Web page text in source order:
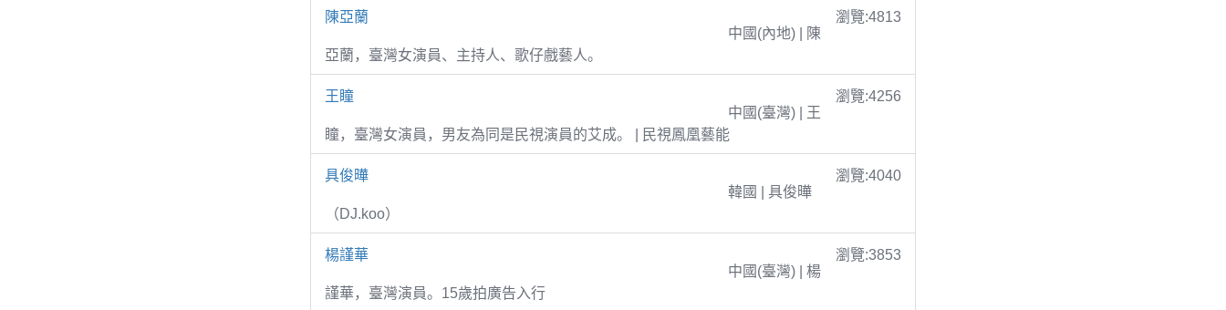
陳亞蘭
瀏覽:4813
中國(內地) | 陳
亞蘭，臺灣女演員、主持人、歌仔戲藝人。
王瞳
瀏覽:4256
中國(臺灣) | 王
瞳，臺灣女演員，男友為同是民視演員的艾成。 | 民視鳳凰藝能
具俊曄
瀏覽:4040
韓國 | 具俊曄
（DJ.koo）
楊謹華
瀏覽:3853
中國(臺灣) | 楊
謹華，臺灣演員。15歲拍廣告入行